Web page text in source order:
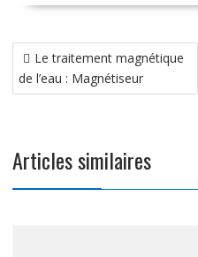
Navigation
de
l’article
Le traitement magnétique
de l’eau : Magnétiseur
Articles similaires